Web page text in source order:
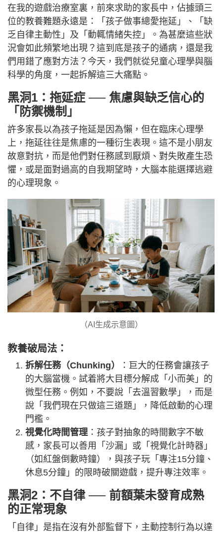
在我的遊戲治療室裏，前來求助的家長中，佔據頭三
位的教養難題永遠是：「孩子做事總愛拖延」、「缺
乏自律主動性」及「動輒情緒失控」。為甚麼這些狀
況會如此頻繁地出現？這到底是孩子的通病，還是我
們用錯了應對方法？今天，我們就從兒童心理學與腦
科學的角度，一起拆解這三大痛點。
黑洞1：拖延症 ── 焦慮與缺乏信心的
「防禦機制」
許多家長以為孩子拖延是因為懶，但在臨床心理學
上，拖延往往是焦慮的一種衍生表現。這不是小朋友
故意對抗，而是他們對任務感到厭煩、對失敗產生恐
懼，或是面對過高的自我期望時，大腦本能選擇逃避
的心理現象。
（AI生成示意圖）
教養破局法：
拆解任務（Chunking）
：巨大的任務會讓孩子
的大腦當機。試着將大目標分解成「小而美」的
微型任務。例如，不要說「去溫習數學」，而是
說「我們現在只做這三道題」，降低啟動的心理
門檻。
視覺化時間管理：孩子對抽象的時間數字不敏
感，家長可以善用「沙漏」或「視覺化計時器」
（如紅盤倒數時鐘），與孩子玩「專注15分鐘、
休息5分鐘」的限時破關遊戲，提升專注效率。
黑洞2：不自律 ── 前額葉未發育成熟
的正常現象
「自律」是指在沒有外部監督下，主動控制行為以達